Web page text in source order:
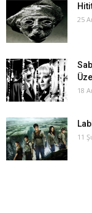
25
18
11